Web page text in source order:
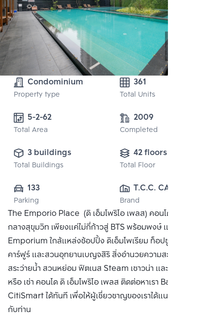
Condominium
Property type
361
Total Units
5-2-62
Total Area
2009
Completed
3 buildings
Total Buildings
42 floors
Total Floor
133
Parking
T.C.C. CAPITAL
LAND CO., LTD.
Brand
The Emporio Place (ดิ เอ็มโพริโอ เพลส) คอนโดมิเนียมหรู
กลางสุขุมวิท เพียงแค่ไม่กี่ก้าวสู่ BTS พร้อมพงษ์ และห้าง The
Emporium ใกล้แหล่งช้อปปิ้ง ดิเอ็มโพเรียม ท็อปซูเปอร์มาร์เก็ต
คาร์ฟูร์ และสวนอุทยานเบญจสิริ สิ่งอำนวยความสะดวก ล็อบบี้
สระว่ายน้ำ สวนหย่อม ฟิตเนส Steam เซาวน่า และ รปภ ซื้อ ขาย
หรือ เช่า คอนโด ดิ เอ็มโพริโอ เพลส ติดต่อหาเรา Bangkok
CitiSmart ได้ทันที เพื่อให้ผู้เชี่ยวชาญของเราได้แนะนำคอนโดให้
กับท่าน